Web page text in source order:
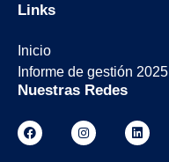
Links
Inicio
Informe de gestión 2025
Nuestras Redes